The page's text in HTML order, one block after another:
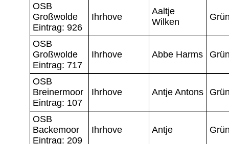
OSB
Großwolde
Eintrag: 926
Ihrhove
Aaltje
Wilken
OSB
Großwolde
Eintrag: 717
Ihrhove Abbe Harms
OSB
Breinermoor
Eintrag: 107
Ihrhove Antje Antons
OSB
Backemoor
Eintrag: 209
Ihrhove Antje